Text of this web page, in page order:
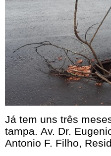
Já tem uns três
tampa. Av. Dr.
Antonio F. Filho,